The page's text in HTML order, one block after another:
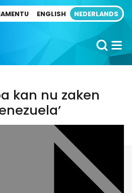
ENGLISH NEDERLANDS
kan nu zaken